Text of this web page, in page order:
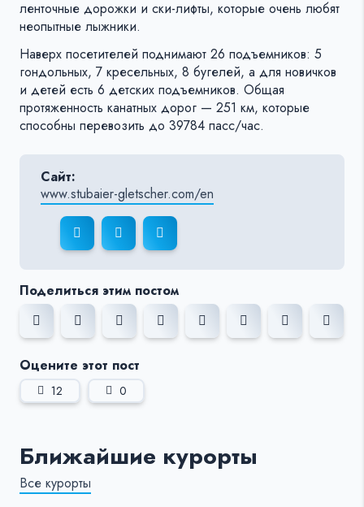
ленточные дорожки и ски-лифты, которые очень любят
неопытные лыжники.
Наверх посетителей поднимают 26 подъемников: 5
гондольных, 7 кресельных, 8 бугелей, а для новичков
и детей есть 6 детских подъемников. Общая
протяженность канатных дорог — 251 км, которые
способны перевозить до 39784 пасс/час.
Сайт:
www.stubaier-gletscher.com/en
Поделиться этим постом
Оцените этот пост
12 0
Ближайшие курорты
Все курорты